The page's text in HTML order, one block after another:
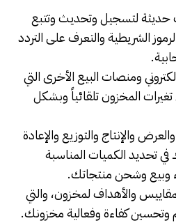
حديثة لتسجيل وتحديث وتتبع
الشريطية والتعرف على التردد
ومنصات البيع الأخرى التي
المخزون تلقائياً وبشكل
والإنتاج والتوزيع والإعادة
تحديد الكميات المناسبة
وبيع وشحن منتجاتك.
والأهداف لمخزون، والتي
كفاءة وفعالية مخزونك.